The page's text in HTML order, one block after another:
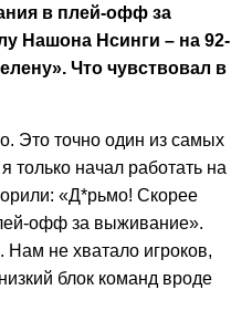
в плей-офф за
Нашона Нсинги – на 92-
Что чувствовал в
Это точно один из самых
только начал работать на
«Д*рьмо! Скорее
офф за выживание».
Нам не хватало игроков,
блок команд вроде